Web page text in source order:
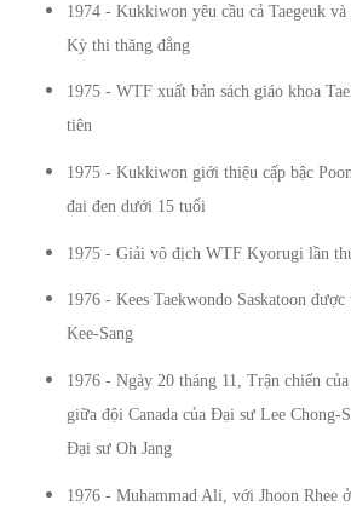
1974 - Kukkiwon yêu cầu cả Taegeuk và
Kỳ thi thăng đẳng
1975 - WTF xuất bản sách giáo khoa
tiên
1975 - Kukkiwon giới thiệu cấp bậc
đai đen dưới 15 tuổi
1975 - Giải vô địch WTF Kyorugi lần
1976 - Kees Taekwondo Saskatoon
Kee-Sang
1976 - Ngày 20 tháng 11, Trận chiến
giữa đội Canada của Đại sư Lee Chong-
Đại sư Oh Jang
1976 - Muhammad Ali, với Jhoon Rhee